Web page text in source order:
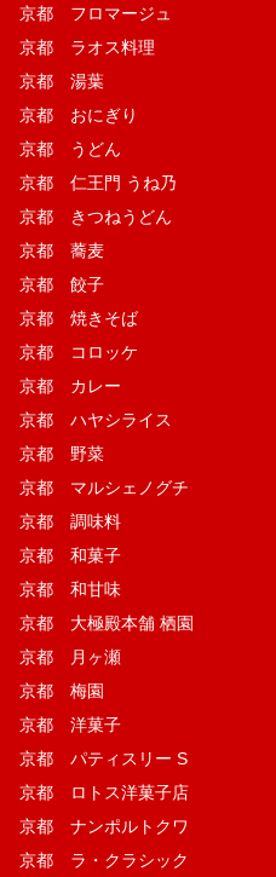
京都 フロマージュ
京都 ラオス料理
京都 湯葉
京都 おにぎり
京都 うどん
京都 仁王門 うね乃
京都 きつねうどん
京都 蕎麦
京都 餃子
京都 焼きそば
京都 コロッケ
京都 カレー
京都 ハヤシライス
京都 野菜
京都 マルシェノグチ
京都 調味料
京都 和菓子
京都 和甘味
京都 大極殿本舗 栖園
京都 月ヶ瀬
京都 梅園
京都 洋菓子
京都 パティスリー S
京都 ロトス洋菓子店
京都 ナンポルトクワ
京都 ラ・クラシック